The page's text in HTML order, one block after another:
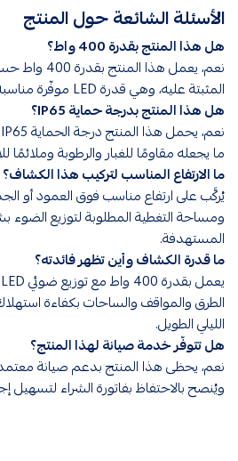
الأسئلة الشائعة حول المنتج
هل هذا المنتج بقدرة 400 واط؟
نعم، يعمل هذا
المثبتة عليه، وهي قدرة LED موفّرة مناسبة لتغطية المكان.
هل هذا المنتج بدرجة حماية IP65؟
ما يجعله مقاومًا للغبار والرطوبة وملائمًا
ما الارتفاع المناسب لتركيب هذا الكشاف؟
يُركَّب على ارتفاع مناسب فوق العمود أو
ومساحة التغطية المطلوبة لتوزيع
المستهدفة.
ما قدرة الكشاف وأين تظهر فائدته؟
الطرق والمواقف والساحات بكفاءة
الليلي الطويل.
هل تتوفّر خدمة صيانة لهذا المنتج؟
نعم، يحظى هذا المنتج بدعم صيانة معتمد
ويُنصح بالاحتفاظ بفاتورة الشراء لتسهيل